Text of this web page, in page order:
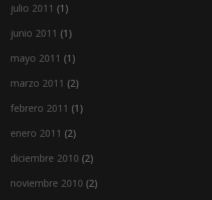
julio 2011 (1)
junio 2011 (1)
mayo 2011 (1)
marzo 2011 (2)
febrero 2011 (1)
enero 2011 (2)
diciembre 2010 (2)
noviembre 2010 (2)